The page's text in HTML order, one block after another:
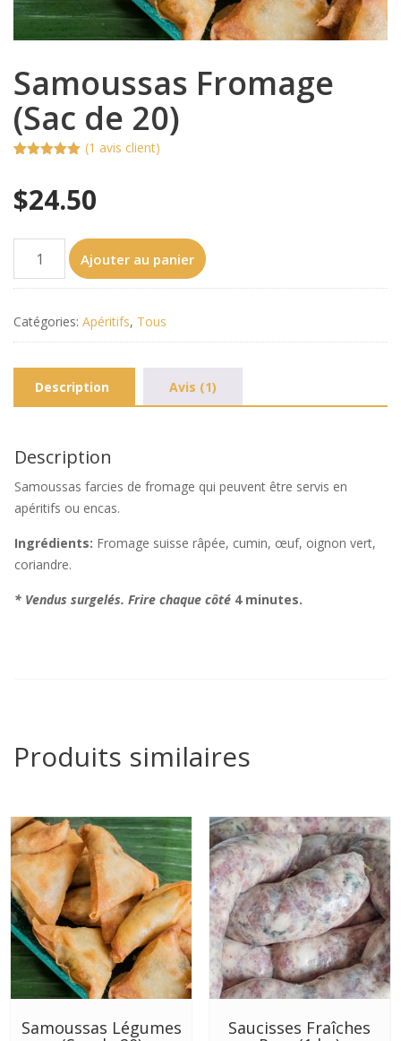
Samoussas Fromage
(Sac de 20)
basé sur
notation
(1 avis client)
$24.50
Samoussas
Fromage
Ajouter au panier
Catégories: Apéritifs, Tous
Description Avis (1)
Description
Samoussas farcies de fromage qui peuvent être servis en
apéritifs ou encas.
Ingrédients: Fromage suisse râpée, cumin, œuf, oignon vert,
coriandre.
* Vendus surgelés. Frire chaque côté 4 minutes.
Produits similaires
Samoussas Légumes Saucisses Fraîches